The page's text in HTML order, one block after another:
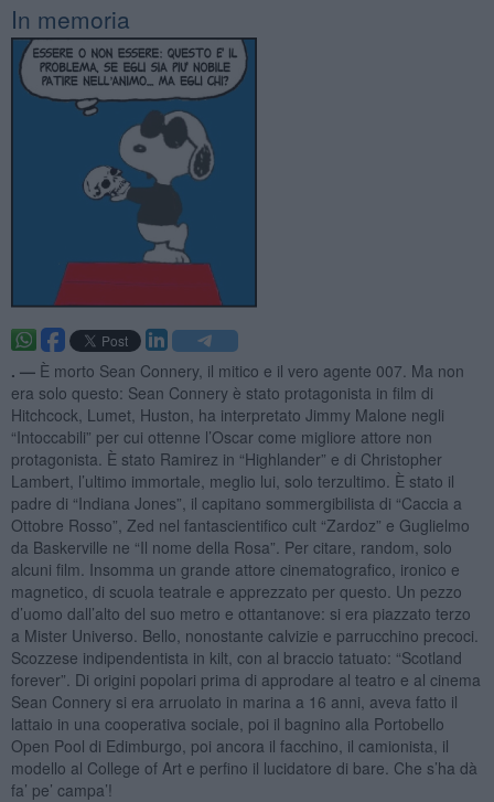
In memoria
. — È morto Sean Connery, il mitico e il vero agente 007. Ma non
era solo questo: Sean Connery è stato protagonista in film di
Hitchcock, Lumet, Huston, ha interpretato Jimmy Malone negli
“Intoccabili” per cui ottenne l’Oscar come migliore attore non
protagonista. È stato Ramirez in “Highlander” e di Christopher
Lambert, l’ultimo immortale, meglio lui, solo terzultimo. È stato il
padre di “Indiana Jones”, il capitano sommergibilista di “Caccia a
Ottobre Rosso”, Zed nel fantascientifico cult “Zardoz” e Guglielmo
da Baskerville ne “Il nome della Rosa”. Per citare, random, solo
alcuni film. Insomma un grande attore cinematografico, ironico e
magnetico, di scuola teatrale e apprezzato per questo. Un pezzo
d’uomo dall’alto del suo metro e ottantanove: si era piazzato terzo
a Mister Universo. Bello, nonostante calvizie e parrucchino precoci.
Scozzese indipendentista in kilt, con al braccio tatuato: “Scotland
forever”. Di origini popolari prima di approdare al teatro e al cinema
Sean Connery si era arruolato in marina a 16 anni, aveva fatto il
lattaio in una cooperativa sociale, poi il bagnino alla Portobello
Open Pool di Edimburgo, poi ancora il facchino, il camionista, il
modello al College of Art e perfino il lucidatore di bare. Che s’ha dà
fa’ pe’ campa’!